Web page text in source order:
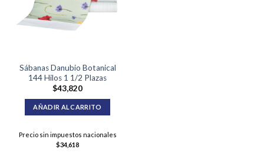
Sábanas Danubio Botanical
144 Hilos 1 1/2 Plazas
$43,820
AÑADIR AL CARRITO
Precio sin impuestos nacionales
$34,618